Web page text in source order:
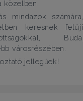
közelben.
mindazok
keresnek
városrészében.
jellegűek!